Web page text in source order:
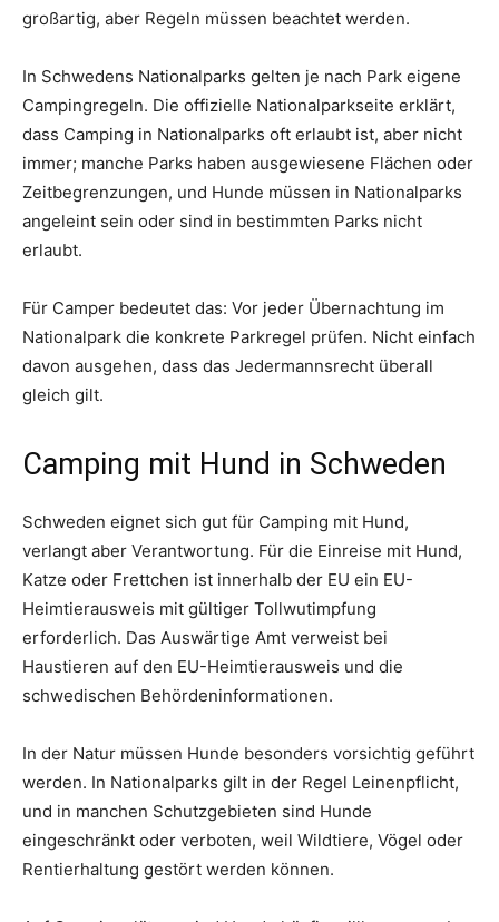
großartig, aber Regeln müssen beachtet werden.
In Schwedens Nationalparks gelten je nach Park eigene
Campingregeln. Die offizielle Nationalparkseite erklärt,
dass Camping in Nationalparks oft erlaubt ist, aber nicht
immer; manche Parks haben ausgewiesene Flächen oder
Zeitbegrenzungen, und Hunde müssen in Nationalparks
angeleint sein oder sind in bestimmten Parks nicht
erlaubt.
Für Camper bedeutet das: Vor jeder Übernachtung im
Nationalpark die konkrete Parkregel prüfen. Nicht einfach
davon ausgehen, dass das Jedermannsrecht überall
gleich gilt.
Camping mit Hund in Schweden
Schweden eignet sich gut für Camping mit Hund,
verlangt aber Verantwortung. Für die Einreise mit Hund,
Katze oder Frettchen ist innerhalb der EU ein EU-
Heimtierausweis mit gültiger Tollwutimpfung
erforderlich. Das Auswärtige Amt verweist bei
Haustieren auf den EU-Heimtierausweis und die
schwedischen Behördeninformationen.
In der Natur müssen Hunde besonders vorsichtig geführt
werden. In Nationalparks gilt in der Regel Leinenpflicht,
und in manchen Schutzgebieten sind Hunde
eingeschränkt oder verboten, weil Wildtiere, Vögel oder
Rentierhaltung gestört werden können.